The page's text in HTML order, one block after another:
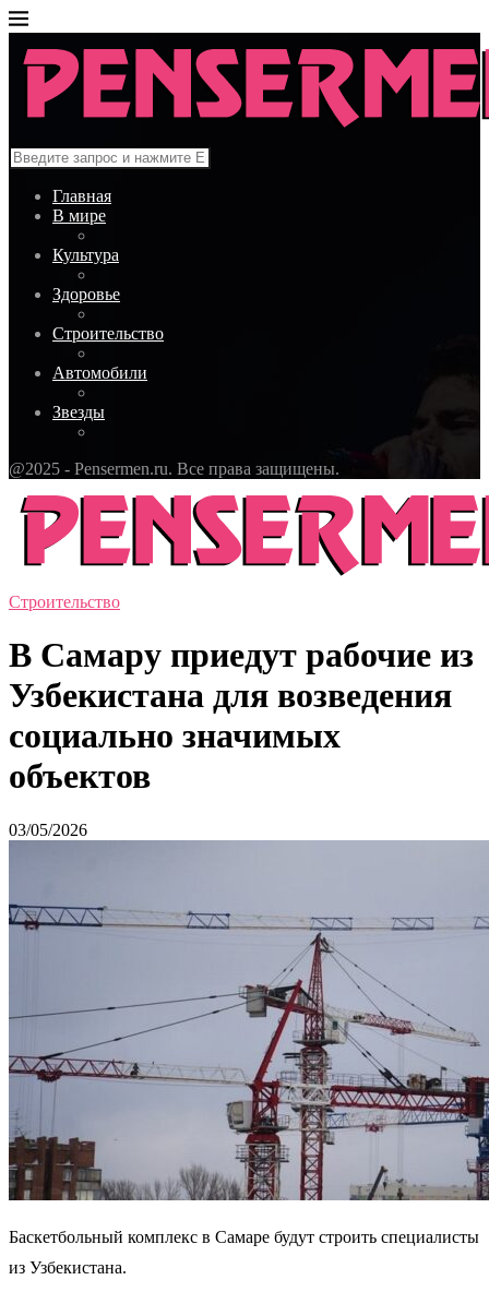
Главная
В мире
Культура
Здоровье
Строительство
Автомобили
Звезды
@2025 - Pensermen.ru. Все права защищены.
Строительство
В Самару приедут рабочие из
Узбекистана для возведения
социально значимых
объектов
03/05/2026
Баскетбольный комплекс в Самаре будут строить специалисты
из Узбекистана.